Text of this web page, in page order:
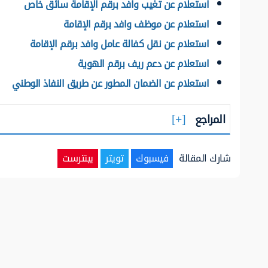
استعلام عن تغيب وافد برقم الإقامة سائق خاص
استعلام عن موظف وافد برقم الإقامة
استعلام عن نقل كفالة عامل وافد برقم الإقامة
استعلام عن دعم ريف برقم الهوية
استعلام عن الضمان المطور عن طريق النفاذ الوطني
المراجع
شارك المقالة فيسبوك تويتر بينترست